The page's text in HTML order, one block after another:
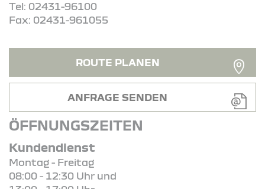
Tel: 02431-96100
Fax: 02431-961055
ROUTE PLANEN
ANFRAGE SENDEN
ÖFFNUNGSZEITEN
Kundendienst
Montag - Freitag
08:00 - 12:30 Uhr und